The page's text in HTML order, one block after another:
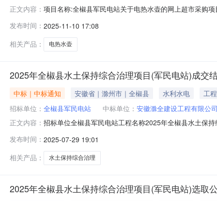
正文内容： 项目名称:全椒县军民电站关于电热水壶的网上超市采购
成交信息交易方式:直接采购成交日期:2025年11月10日
发布时间： 2025-11-10 17:08
相关产品：
电热水壶
2025年全椒县水土保持综合治理项目(军民电站)成交
中标｜中标通知 安徽省｜滁州市｜全椒县 水利水电
工程
招标单位： 全椒县军民电站 中标单位： 安徽滁全建设工程有限公
正文内容： 招标单位全椒县军民电站工程名称2025年全椒县水土保
内容：（一）质疑人的名称、地址及有效联系方式；（
其法定代表人签
发布时间： 2025-07-29 19:01
相关产品：
水土保持综合治理
2025年全椒县水土保持综合治理项目(军民电站)选取